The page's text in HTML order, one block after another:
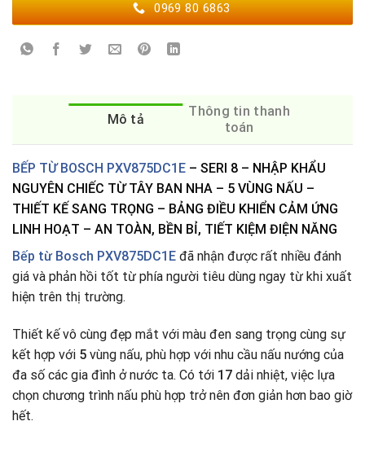
0969 80 6863
Mô tả
Thông tin thanh
toán
BẾP TỪ BOSCH PXV875DC1E – SERI 8 – NHẬP KHẨU
NGUYÊN CHIẾC TỪ TÂY BAN NHA – 5 VÙNG NẤU –
THIẾT KẾ SANG TRỌNG – BẢNG ĐIỀU KHIỂN CẢM ỨNG
LINH HOẠT – AN TOÀN, BỀN BỈ, TIẾT KIỆM ĐIỆN NĂNG
Bếp từ Bosch PXV875DC1E đã nhận được rất nhiều đánh
giá và phản hồi tốt từ phía người tiêu dùng ngay từ khi xuất
hiện trên thị trường.
Thiết kế vô cùng đẹp mắt với màu đen sang trọng cùng sự
kết hợp với 5 vùng nấu, phù hợp với nhu cầu nấu nướng của
đa số các gia đình ở nước ta. Có tới 17 dải nhiệt, việc lựa
chọn chương trình nấu phù hợp trở nên đơn giản hơn bao giờ
hết.